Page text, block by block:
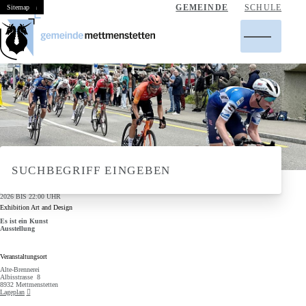
Home
Navigation
Inhalt
Suche
Sitemap GEMEINDE SCHULE
Hauptnavigation
Suche
Suchbegriff
SUCHBEGRIFF EINGEBEN
Exhibition Art and Design
2026BIS 22:00 UHR
Es ist ein Kunst
Ausstellung
Veranstaltungsort
Alte-Brennerei
Albisstrasse 8
8932 Mettmenstetten
Lageplan